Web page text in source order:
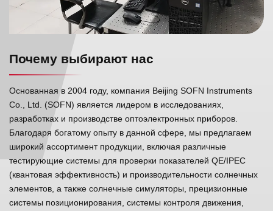
Почему выбирают нас
Основанная в 2004 году, компания Beijing SOFN Instruments
Co., Ltd. (SOFN) является лидером в исследованиях,
разработках и производстве оптоэлектронных приборов.
Благодаря богатому опыту в данной сфере, мы предлагаем
широкий ассортимент продукции, включая различные
тестирующие системы для проверки показателей QE/IPEC
(квантовая эффективность) и производительности солнечных
элементов, а также солнечные симуляторы, прецизионные
системы позиционирования, системы контроля движения,